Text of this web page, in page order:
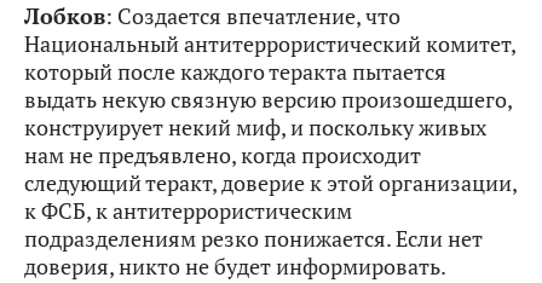
Лобков: Создается впечатление, что
Национальный антитеррористический комитет,
который после каждого теракта пытается
выдать некую связную версию произошедшего,
конструирует некий миф, и поскольку живых
нам не предъявлено, когда происходит
следующий теракт, доверие к этой организации,
к ФСБ, к антитеррористическим
подразделениям резко понижается. Если нет
доверия, никто не будет информировать.